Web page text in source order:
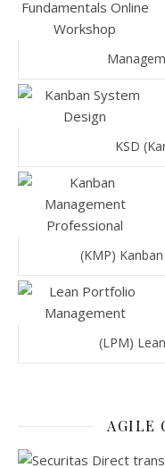
KSD
(KMP)
(LPM)
AGILE